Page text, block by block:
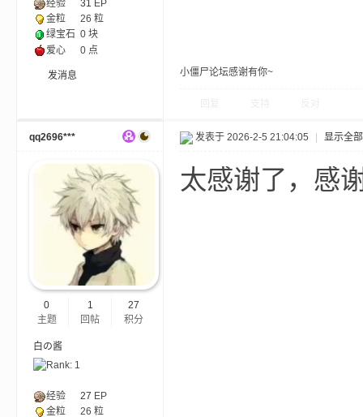
经验 31 EP
金粒
26 粒
绿宝石 0 块
爱心
0 点
发消息 小僵尸论坛感谢有你~
qq2696***
0
主题
1
回帖
27
积分
白の酱
经验 27 EP
金粒
26 粒
发表于 2026-2-5 21:04:05 显示全
太感谢了，感